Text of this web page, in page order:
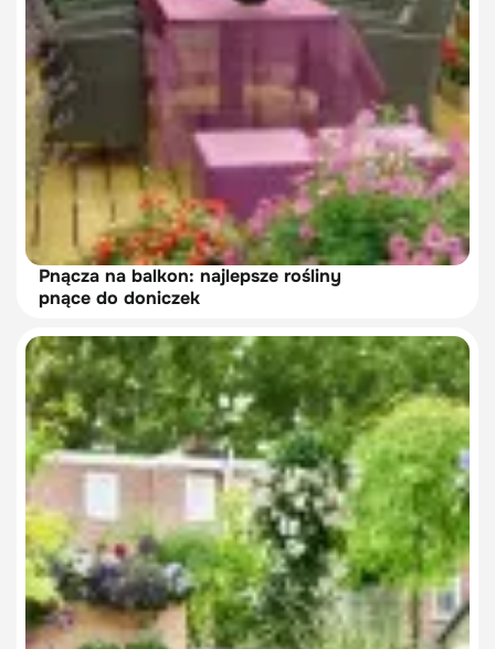
Pnącza na balkon: najlepsze rośliny
pnące do doniczek